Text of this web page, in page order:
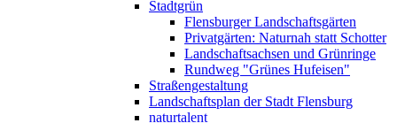
Stadtgrün
Flensburger Landschaftsgärten
Privatgärten: Naturnah statt Schotter
Landschaftsachsen und Grünringe
Rundweg "Grünes Hufeisen"
Straßengestaltung
Landschaftsplan der Stadt Flensburg
naturtalent